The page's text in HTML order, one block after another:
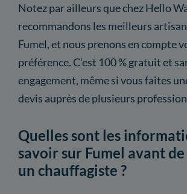
Notez par ailleurs que chez Hello
recommandons les meilleurs
Fumel, et nous prenons en compte
préférence. C'est 100 % gratuit et
engagement, même si vous faites
devis auprès de plusieurs
Quelles sont les
savoir sur Fumel avant
un chauffagiste ?